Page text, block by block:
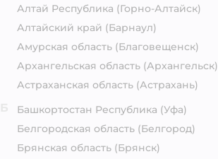
Алтай Республика (Горно-Алтайск)
Алтайский край (Барнаул)
Амурская область (Благовещенск)
Архангельская область (Архангельск)
Астраханская область (Астрахань)
Башкортостан Республика (Уфа)
Белгородская область (Белгород)
Брянская область (Брянск)